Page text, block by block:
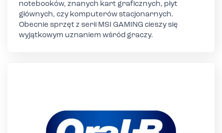
notebooków, znanych kart graficznych, płyt
głównych, czy komputerów stacjonarnych.
Obecnie sprzęt z serii MSI GAMING cieszy się
wyjątkowym uznaniem wśród graczy.